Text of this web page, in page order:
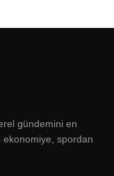
gündemini en
ekonomiye, spordan